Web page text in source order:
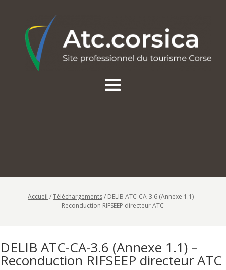
Accueil /Téléchargements/ DELIB ATC-CA-3.6 (Annexe 1.1) –
Reconduction RIFSEEP directeur ATC
DELIB ATC-CA-3.6 (Annexe 1.1) –
Reconduction RIFSEEP directeur ATC